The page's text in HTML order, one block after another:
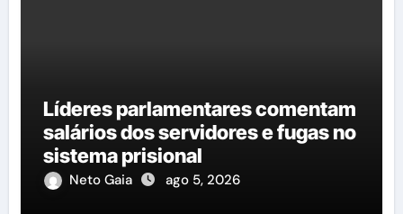
Líderes parlamentares comentam
salários dos servidores e fugas no
sistema prisional
Neto Gaia ago 5, 2026